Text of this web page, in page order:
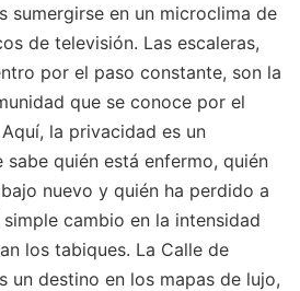
sumergirse en un microclima de
de televisión. Las escaleras,
por el paso constante, son la
que se conoce por el
la privacidad es un
quién está enfermo, quién
nuevo y quién ha perdido a
cambio en la intensidad
los tabiques. La Calle de
un destino en los mapas de lujo,